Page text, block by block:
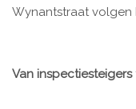
Wynantstraat volgen
Van